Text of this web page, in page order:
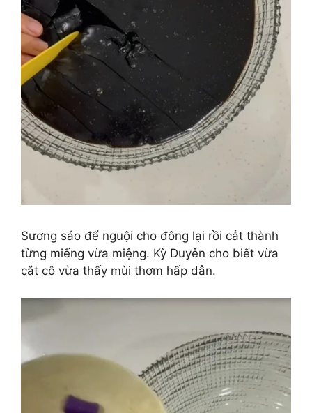
Sương sáo để nguội cho đông lại rồi cắt thành
từng miếng vừa miệng. Kỳ Duyên cho biết vừa
cắt cô vừa thấy mùi thơm hấp dẫn.